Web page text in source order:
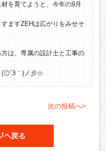
を育てようと、今年の9月
ますZEHは広がりをみせそ
は、専属の設計士と工事の
(◎´З｀)ノ彡☆
次の投稿へ>